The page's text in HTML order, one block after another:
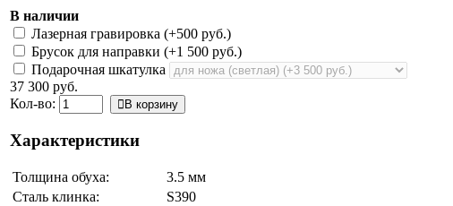
В наличии
Лазерная гравировка (+500 руб.)
Брусок для направки (+1 500 руб.)
Подарочная шкатулка
37 300 руб.
Кол-во:
В корзину
Характеристики
Толщина обуха:
3.5 мм
Сталь клинка:
S390